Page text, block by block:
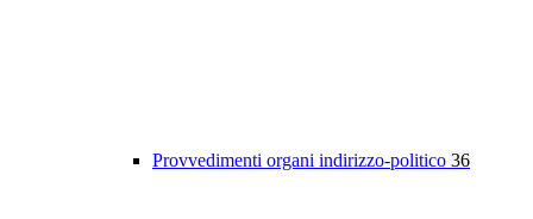
Provvedimenti organi indirizzo-politico 36